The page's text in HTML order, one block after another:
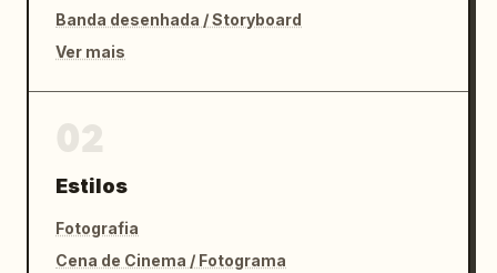
Banda desenhada / Storyboard
Ver mais
Estilos
Fotografia
Cena de Cinema / Fotograma